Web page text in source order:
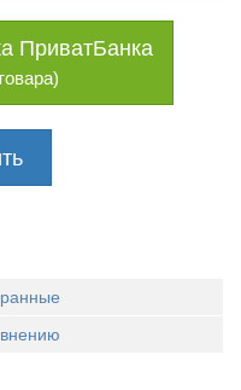
ПриватБанка